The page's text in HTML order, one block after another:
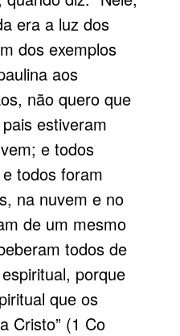
era a luz dos
dos exemplos
aos
não quero que
estiveram
e todos
todos foram
na nuvem e no
de um mesmo
todos de
porque
que os
Cristo” (1 Co